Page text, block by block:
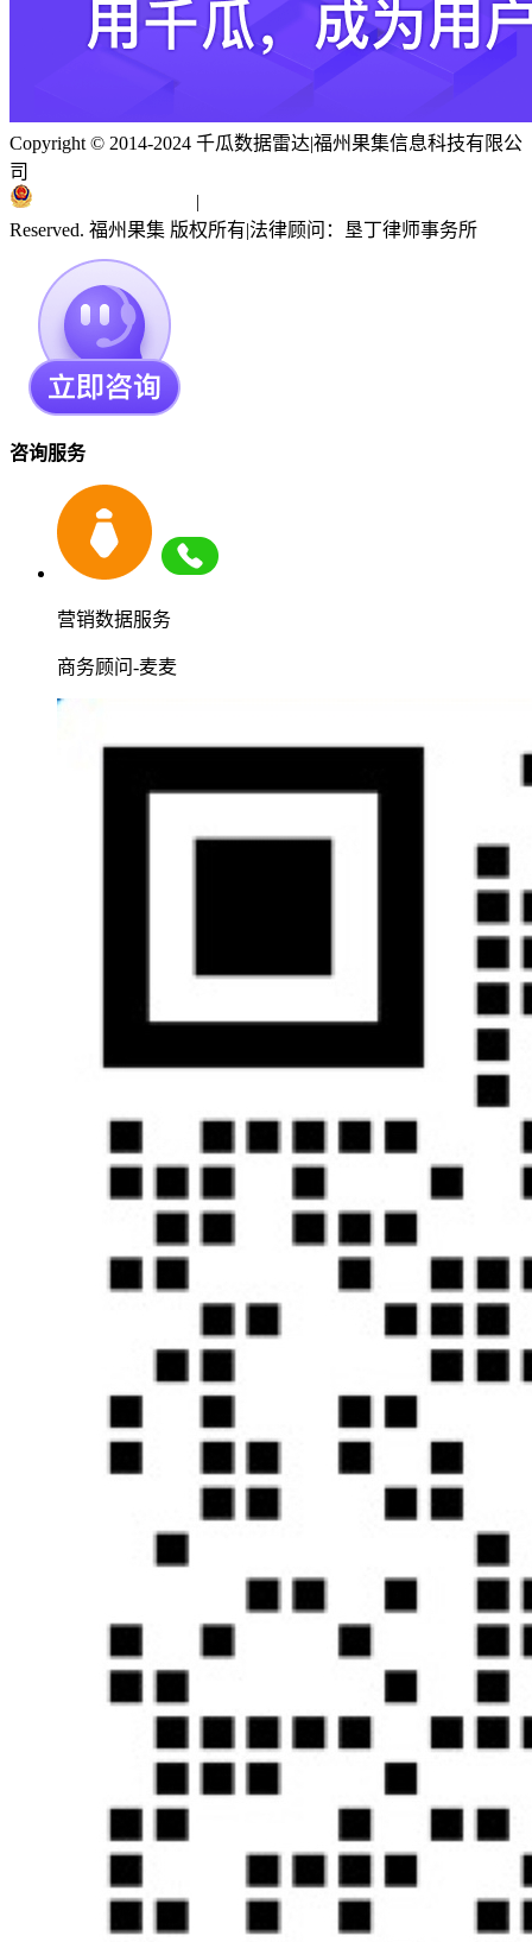
Copyright © 2014-2024 千瓜数据雷达|福州果集信息科技有限公
司
|
Reserved. 福州果集 版权所有|法律顾问：垦丁律师事务所
咨询服务
营销数据服务
商务顾问-麦麦